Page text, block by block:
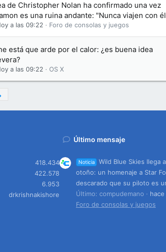
de Christopher Nolan ha confirmado una vez
es una ruina andante: "Nunca viajen con
a las 09:22 Foro de consolas y juegos
está que arde por el calor: ¿es buena idea
a las 09:22 OS X
418.434
422.578
6.953
drkrishnakishore
Último mensaje
Noticia
Wild Blue Skies llega
otoño: un homenaje a Star
descarado que su piloto es
Último: compudemano
Foro de consolas y juegos